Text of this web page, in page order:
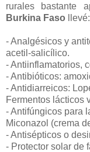
rurales bastante
Burkina Faso llevé:
- Analgésicos y
acetil-salicílico.
- Antiinflamatorios,
- Antibióticos:
- Antidiarreicos:
Fermentos lácticos
- Antifúngicos para
Miconazol (crema
- Antisépticos o
- Protector solar de